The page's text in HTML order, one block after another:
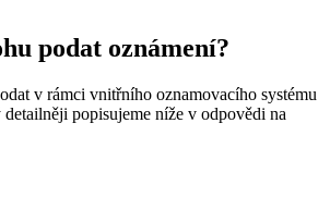
podat oznámení?
v rámci vnitřního oznamovacího systému
popisujeme níže v odpovědi na